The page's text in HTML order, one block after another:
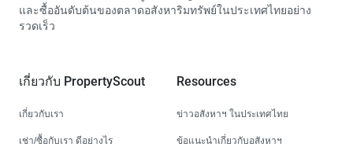
และซื้ออันดับต้นของตลาดอสังหาริมทรัพย์ในประเทศไทยอย่าง
รวดเร็ว
เกี่ยวกับ PropertyScout
เกี่ยวกับเรา
เช่า/ซื้อกับเรา ดีอย่างไร
Resources
ข่าวอสังหาฯ ในประเทศไทย
ข้อแนะนำเกี่ยวกับอสังหาฯ